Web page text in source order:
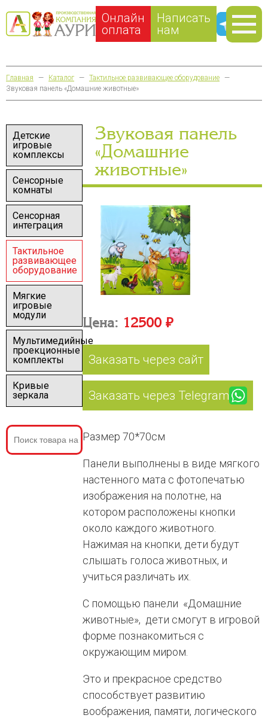
Онлайн
оплата
Написать
нам
Главная — Каталог — Тактильное развивающее оборудование —
Звуковая панель «Домашние животные»
Детские
игровые
комплексы
Сенсорные
комнаты
Сенсорная
интеграция
Тактильное
развивающее
оборудование
Мягкие
игровые
модули
Мультимедийные
проекционные
комплекты
Кривые
зеркала
Звуковая панель
«Домашние
животные»
Цена: 12500 ₽
Заказать через сайт
Заказать через Telegram
Размер 70*70см
Панели выполнены в виде мягкого
настенного мата с фотопечатью
изображения на полотне, на
котором расположены кнопки
около каждого животного.
Нажимая на кнопки, дети будут
слышать голоса животных, и
учиться различать их.
С помощью панели «Домашние
животные», дети смогут в игровой
форме познакомиться с
окружающим миром.
Это и прекрасное средство
способствует развитию
воображения, памяти, логического